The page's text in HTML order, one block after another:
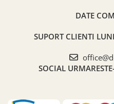
DATE
SUPORT CLIENTI
SOCIAL